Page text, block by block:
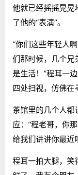
他就已经摇摇晃晃
了他的“表演”。
“你们这些年轻人
们那时候，几个兄
是生活！”程耳一
四处扫视，仿佛在
茶馆里的几个人都
应：“程老哥，你
给我们讲讲你最近
程耳一拍大腿，笑